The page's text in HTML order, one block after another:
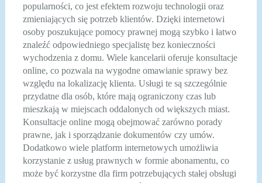
popularności, co jest efektem rozwoju technologii oraz
zmieniających się potrzeb klientów. Dzięki internetowi
osoby poszukujące pomocy prawnej mogą szybko i łatwo
znaleźć odpowiedniego specjalistę bez konieczności
wychodzenia z domu. Wiele kancelarii oferuje konsultacje
online, co pozwala na wygodne omawianie sprawy bez
względu na lokalizację klienta. Usługi te są szczególnie
przydatne dla osób, które mają ograniczony czas lub
mieszkają w miejscach oddalonych od większych miast.
Konsultacje online mogą obejmować zarówno porady
prawne, jak i sporządzanie dokumentów czy umów.
Dodatkowo wiele platform internetowych umożliwia
korzystanie z usług prawnych w formie abonamentu, co
może być korzystne dla firm potrzebujących stałej obsługi